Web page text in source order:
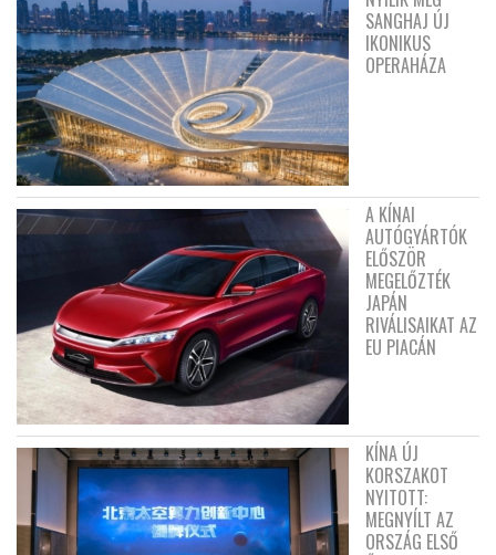
SANGHAJ ÚJ
IKONIKUS
OPERAHÁZA
A KÍNAI
AUTÓGYÁRTÓK
ELŐSZÖR
MEGELŐZTÉK
JAPÁN
RIVÁLISAIKAT AZ
EU PIACÁN
KÍNA ÚJ
KORSZAKOT
NYITOTT:
MEGNYÍLT AZ
ORSZÁG ELSŐ